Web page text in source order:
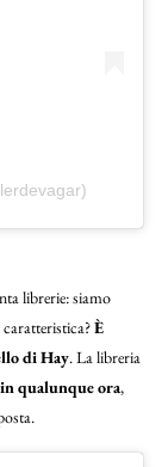
librerie: siamo
caratteristica?È
di Hay. La libreria
qualunque ora,